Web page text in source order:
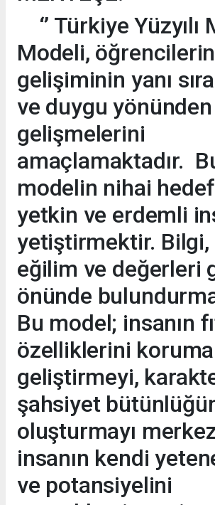
‘’ Türkiye Yüzyılı
Modeli,
gelişiminin yanı
ve duygu
gelişmelerini
amaçlamaktadır.
modelin nihai
yetkin ve erdemli
yetiştirmektir. Bilgi,
eğilim ve değerleri
önünde
Bu model; insanın
özelliklerini
geliştirmeyi,
şahsiyet
oluşturmayı
insanın kendi
ve potansiyelini